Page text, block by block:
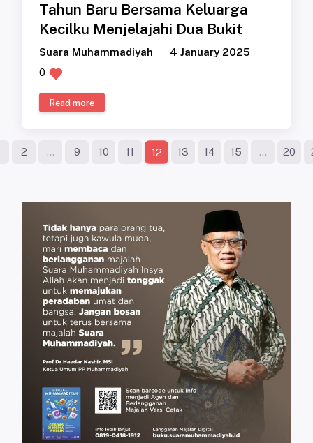
Tahun Baru Bersama Keluarga
Kecilku Menjelajahi Dua Bukit
Suara Muhammadiyah
4 January 2025
0
Read more
2 ... 9 10 11 12 13 14 15 ... 20